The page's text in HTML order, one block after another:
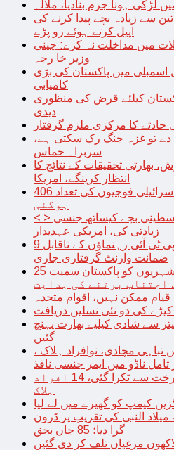
لڑکی ہونا جرم بنادیا، ملالہ
سے زیادہ بچے پیدا کرنے کی
اپیل کرتے ہوئے رو پڑے
میں مداخلت نہ کرے: چینی
وزیر خا رجہ
اسمبلی میں پاکستان کی بڑی
کامیابی
کیلئے قرض کی منظوری
دیدی
حادثے کا مرکزی ملزم گرفتار
دے تو غزہ جنگ رک سکتی ہے،
سربراہ حماس
بھارتی تحقیقات کے نتائج کا
انتظار کرینگے، امریکا
غزہ کے آپریشن میں ہلاک اسرائیلی فوجیوں کی تعداد 406
ہوگئی
< > اسرائیلی فوج نے جیل میں فلسطینی بچے کیساتھ جنسی
زیادتی کی، امریکی عہدیدار
9 مئی جلاؤگھیراؤ کیس: 8 پی ٹی آئی رہنماؤں کے ناقابل
ضمانت وارنٹ گرفتاری جاری
سعودی عرب کی اپنے شہریوں کو پاکستان سمیت 25
اجتناب برتنے کی ہدایت
ممکن نہیں، اقوام متحدہ
کیڑے کی دو نئی نسلیں دریافت
سے شادی کیلیے بھارت پہنچ
گئیں
مچادی، نوافراد ہلاک ،
تامل ناڈو میں ایمر جنسی نافذ
تھائی لینڈ میں ڈبل ڈیکر بس درخت سے ٹکرا گئی، 14 افراد
ہلاک
کیمپ کو گھیرے میں لے لیا
النبی کی تقریب پر ڈرون
گرا دیا؛ 85 جاں بحق
مرغیاں تلف کر دی گئیں